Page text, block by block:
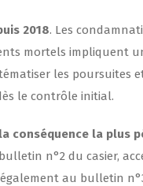
2018. Les
mortels impliquent
les poursuites
le contrôle initial.
conséquence la plus
n°2 du casier,
au bulletin